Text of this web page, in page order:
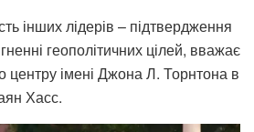
інших лідерів – підтвердження
геополітичних цілей, вважає
центру імені Джона Л. Торнтона в
Хасс.